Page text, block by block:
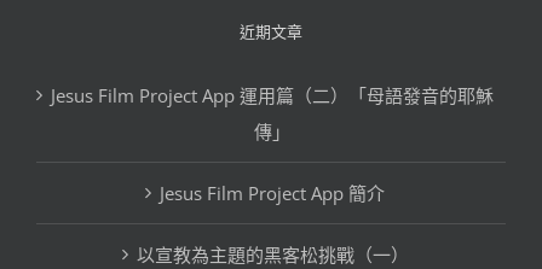
分
近期文章
Jesus Film Project App 運用篇（二）「母語發音的耶穌
傳」
Jesus Film Project App 簡介
以宣教為主題的黑客松挑戰（一）